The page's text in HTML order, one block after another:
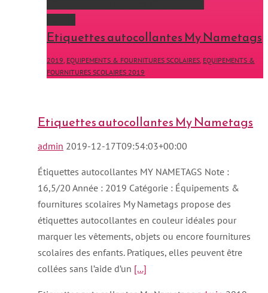
Etiquettes autocollantes My Nametags
2019, EQUIPEMENTS & FOURNITURES SCOLAIRES, EQUIPEMENTS &
FOURNITURES SCOLAIRES 2019
Etiquettes autocollantes My Nametags
admin 2019-12-17T09:54:03+00:00
Étiquettes autocollantes MY NAMETAGS Note :
16,5/20 Année : 2019 Catégorie : Équipements &
fournitures scolaires My Nametags propose des
étiquettes autocollantes en couleur idéales pour
marquer les vêtements, objets ou encore fournitures
scolaires des enfants. Pratiques, elles peuvent être
collées sans l’aide d’un [...]